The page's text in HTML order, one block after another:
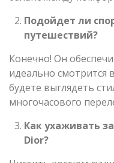
Подойдет ли
путешествий?
Конечно! Он
идеально смотрится
будете выглядеть
многочасового
Как ухаживать
Dior?